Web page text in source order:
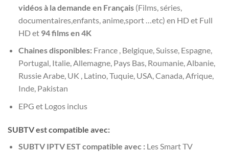
vidéos à la demande en Français(Films, séries,
documentaires,enfants, anime,sport …etc) en HD et Full
HD et 94 films en 4K
Chaines disponibles:France , Belgique, Suisse, Espagne,
Portugal, Italie, Allemagne, Pays Bas, Roumanie, Albanie,
Russie Arabe, UK , Latino, Tuquie, USA, Canada, Afrique,
Inde, Pakistan
EPG et Logos inclus
SUBTV est compatible avec:
SUBTV IPTV EST compatible avec :Les Smart TV